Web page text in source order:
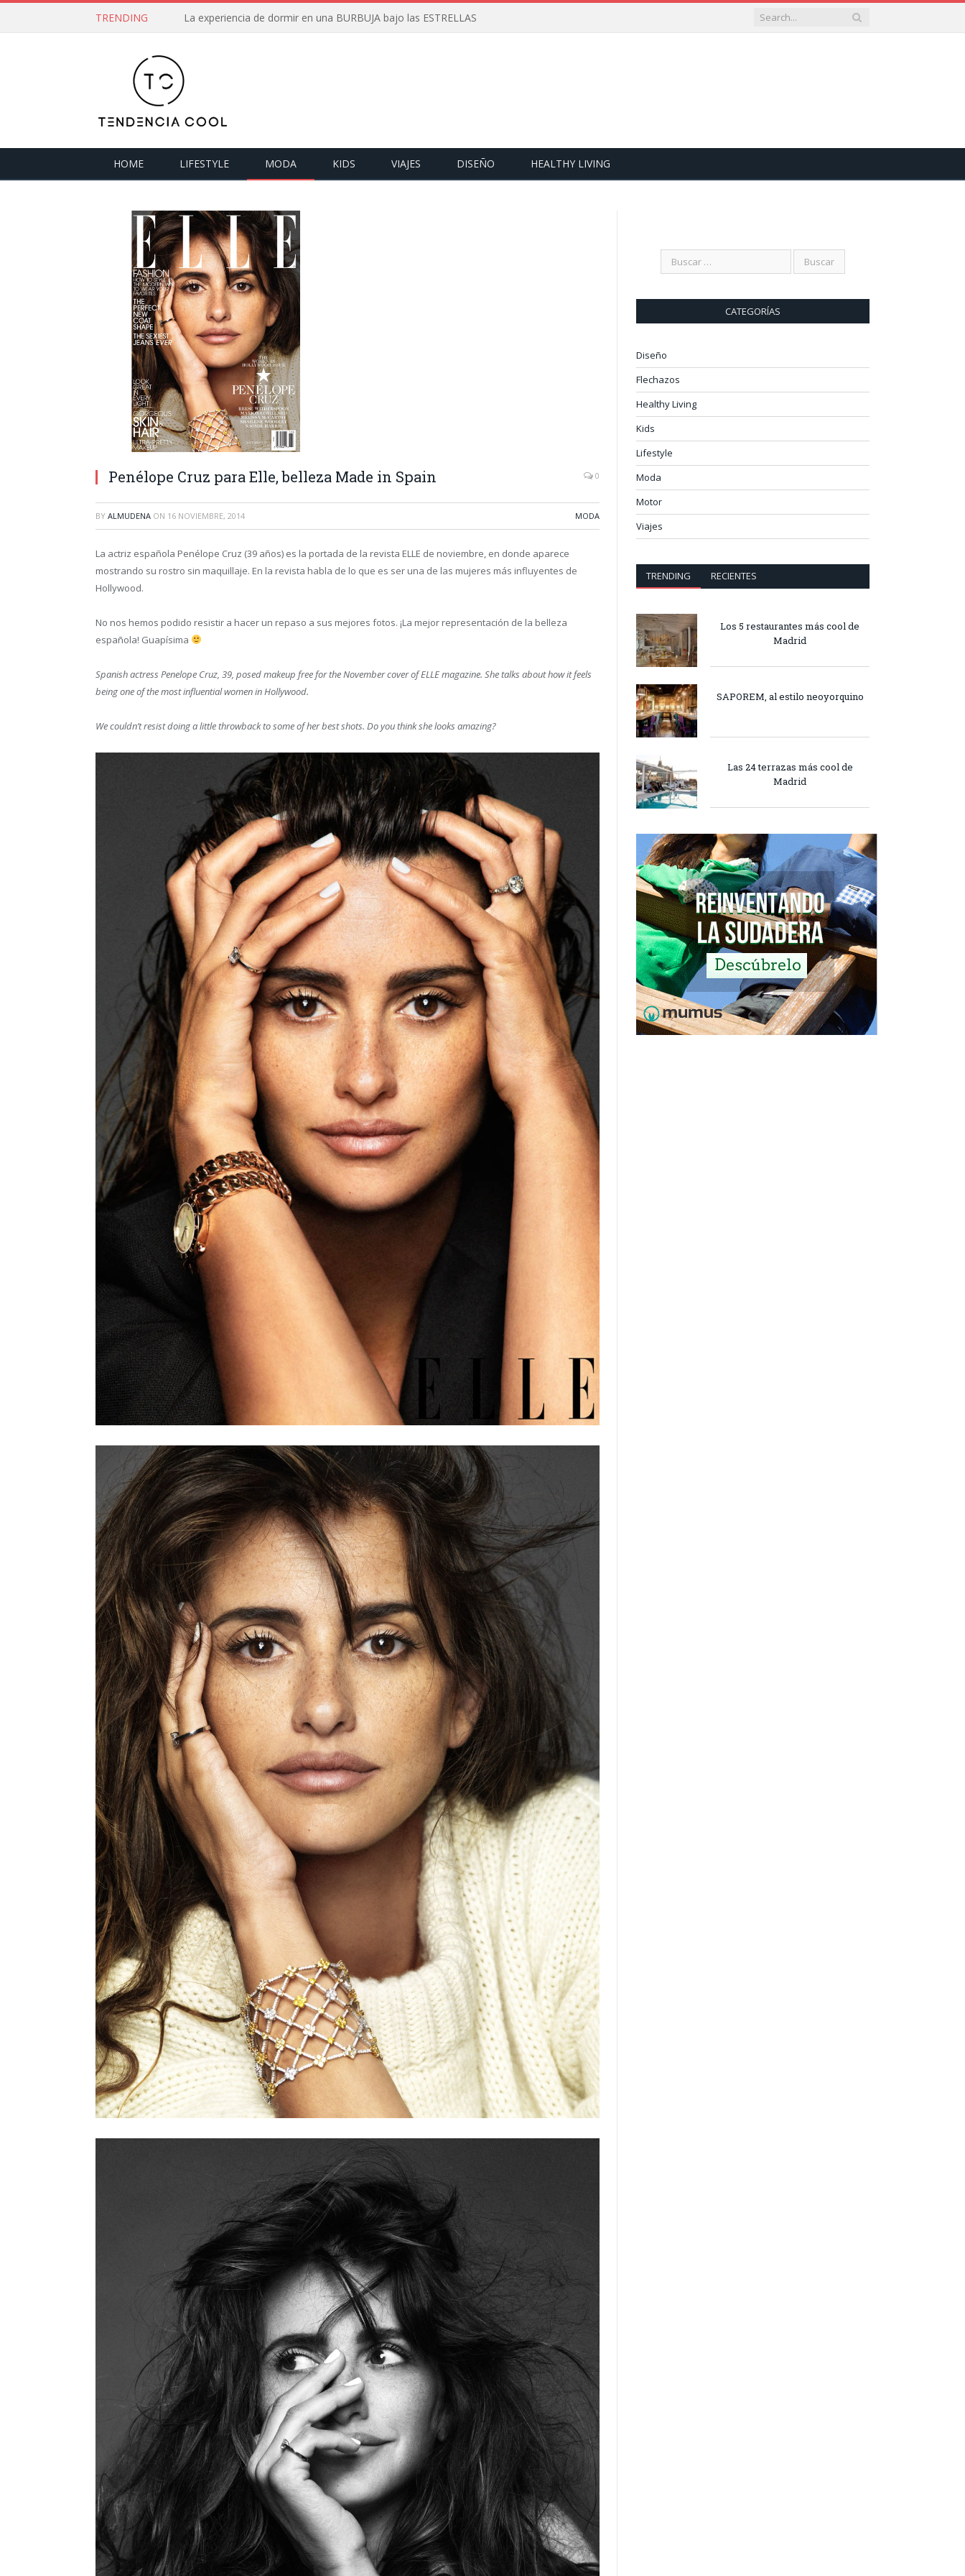
TRENDING La experiencia de dormir en una BURBUJA bajo las ESTRELLAS
HOME LIFESTYLE MODA KIDS VIAJES DISEÑO HEALTHY LIVING
Penélope Cruz para Elle, belleza Made in Spain 0
BY ALMUDENA ON 16 NOVIEMBRE, 2014 MODA
La actriz española Penélope Cruz (39 años) es la portada de la revista ELLE de noviembre, en donde aparece
mostrando su rostro sin maquillaje. En la revista habla de lo que es ser una de las mujeres más influyentes de
Hollywood.
No nos hemos podido resistir a hacer un repaso a sus mejores fotos. ¡La mejor representación de la belleza
española! Guapísima
Spanish actress Penelope Cruz, 39, posed makeup free for the November cover of ELLE magazine. She talks about how it feels
being one of the most influential women in Hollywood.
We couldn’t resist doing a little throwback to some of her best shots. Do you think she looks amazing?
CATEGORÍAS
Diseño
Flechazos
Healthy Living
Kids
Lifestyle
Moda
Motor
Viajes
TRENDING RECIENTES
Los 5 restaurantes más cool de
Madrid
SAPOREM, al estilo neoyorquino
Las 24 terrazas más cool de
Madrid